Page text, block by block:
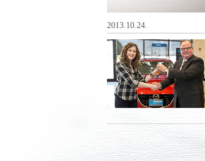
2013.10.24.